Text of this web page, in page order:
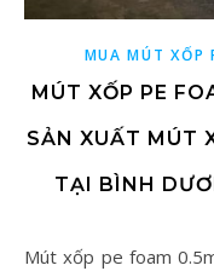
MUA MÚT XỐP
MÚT XỐP PE
SẢN XUẤT MÚT
TẠI BÌNH
Mút xốp pe foam 0.5mm giá rẻ, công ty sản xuất mút xốp